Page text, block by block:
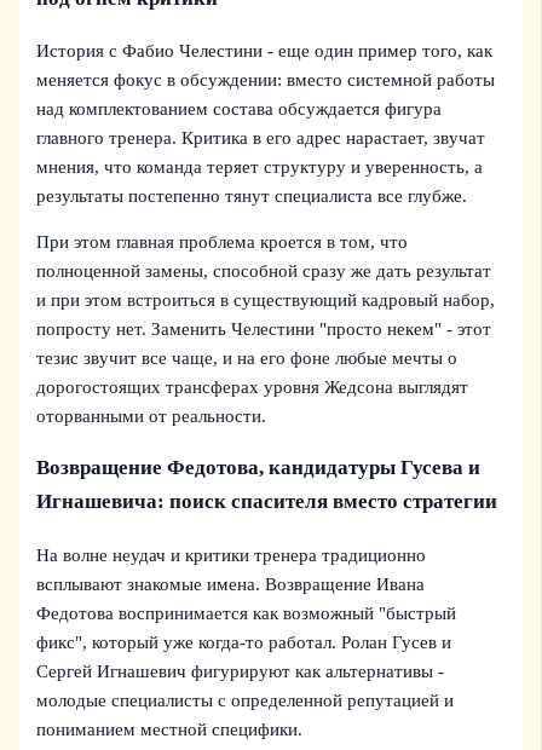
История с Фабио Челестини - еще один пример того, как
меняется фокус в обсуждении: вместо системной работы
над комплектованием состава обсуждается фигура
главного тренера. Критика в его адрес нарастает, звучат
мнения, что команда теряет структуру и уверенность, а
результаты постепенно тянут специалиста все глубже.
При этом главная проблема кроется в том, что
полноценной замены, способной сразу же дать результат
и при этом встроиться в существующий кадровый набор,
попросту нет. Заменить Челестини "просто некем" - этот
тезис звучит все чаще, и на его фоне любые мечты о
дорогостоящих трансферах уровня Жедсона выглядят
оторванными от реальности.
Возвращение Федотова, кандидатуры Гусева и
Игнашевича: поиск спасителя вместо стратегии
На волне неудач и критики тренера традиционно
всплывают знакомые имена. Возвращение Ивана
Федотова воспринимается как возможный "быстрый
фикс", который уже когда-то работал. Ролан Гусев и
Сергей Игнашевич фигурируют как альтернативы -
молодые специалисты с определенной репутацией и
пониманием местной специфики.